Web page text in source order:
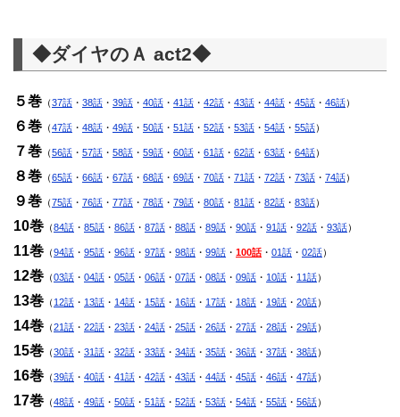
◆ダイヤのＡ act2◆
５巻 （37話 ・ 38話 ・ 39話 ・ 40話 ・ 41話 ・ 42話 ・ 43話 ・ 44話 ・ 45話 ・ 46話）
６巻 （47話 ・ 48話 ・ 49話 ・ 50話 ・ 51話 ・ 52話 ・ 53話 ・ 54話 ・ 55話）
７巻 （56話 ・ 57話 ・ 58話 ・ 59話 ・ 60話 ・ 61話 ・ 62話 ・ 63話 ・ 64話）
８巻 （65話 ・ 66話 ・ 67話 ・ 68話 ・ 69話 ・ 70話 ・ 71話 ・ 72話 ・ 73話 ・ 74話）
９巻 （75話 ・ 76話 ・ 77話 ・ 78話 ・ 79話 ・ 80話 ・ 81話 ・ 82話 ・ 83話）
10巻 （84話 ・ 85話 ・ 86話 ・ 87話 ・ 88話 ・ 89話 ・ 90話 ・ 91話 ・ 92話 ・ 93話）
11巻 （94話 ・ 95話 ・ 96話 ・ 97話 ・ 98話 ・ 99話 ・ 100話 ・ 01話 ・ 02話）
12巻 （03話 ・ 04話 ・ 05話 ・ 06話 ・ 07話 ・ 08話 ・ 09話 ・ 10話 ・ 11話）
13巻 （12話 ・ 13話 ・ 14話 ・ 15話 ・ 16話 ・ 17話 ・ 18話 ・ 19話 ・ 20話）
14巻 （21話 ・ 22話 ・ 23話 ・ 24話 ・ 25話 ・ 26話 ・ 27話 ・ 28話 ・ 29話）
15巻 （30話 ・ 31話 ・ 32話 ・ 33話 ・ 34話 ・ 35話 ・ 36話 ・ 37話 ・ 38話）
16巻 （39話 ・ 40話 ・ 41話 ・ 42話 ・ 43話 ・ 44話 ・ 45話 ・ 46話 ・ 47話）
17巻 （48話 ・ 49話 ・ 50話 ・ 51話 ・ 52話 ・ 53話 ・ 54話 ・ 55話 ・ 56話）